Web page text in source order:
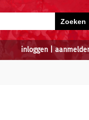
inloggen